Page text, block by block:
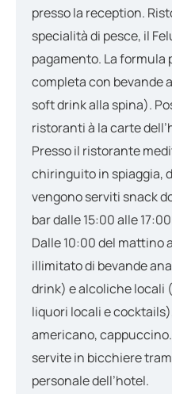
presso la reception.
specialità di pesce, il
pagamento. La formula
completa con bevande
soft drink alla spina).
ristoranti à la carte
Presso il ristorante
chiringuito in spiaggia,
vengono serviti snack
bar dalle 15:00 alle
Dalle 10:00 del mattino
illimitato di bevande
drink) e alcoliche locali
liquori locali e
americano,
servite in bicchiere
personale dell’hotel.